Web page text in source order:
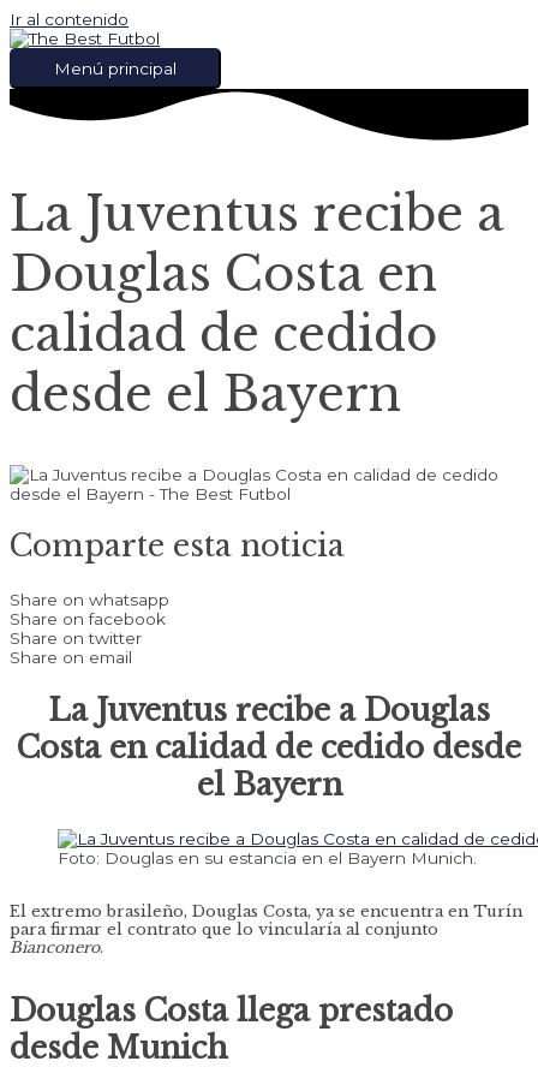
Ir al contenido
Menú principal
La Juventus recibe a
Douglas Costa en
calidad de cedido
desde el Bayern
Comparte esta noticia
Share on whatsapp
Share on facebook
Share on twitter
Share on email
La Juventus recibe a Douglas
Costa en calidad de cedido desde
el Bayern
Foto: Douglas en su estancia en el Bayern Munich.
El extremo brasileño, Douglas Costa, ya se encuentra en Turín
para firmar el contrato que lo vincularía al conjunto
Bianconero.
Douglas Costa llega prestado
desde Munich